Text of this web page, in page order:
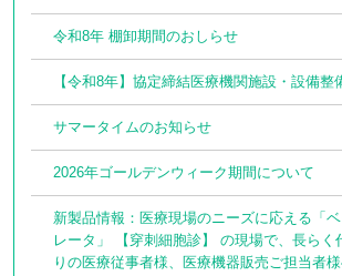
令和8年 棚卸期間のおしらせ
【令和8年】協定締結医療機関施設・設備整
サマータイムのお知らせ
2026年ゴールデンウィーク期間について
新製品情報：医療現場のニーズに応える「
レータ」 【穿刺細胞診】 の現場で、長らく
りの医療従事者様、医療機器販売ご担当者様